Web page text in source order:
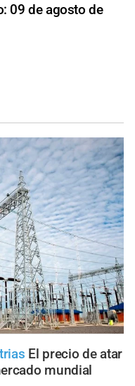
09 de agosto de
El precio de atar
mundial